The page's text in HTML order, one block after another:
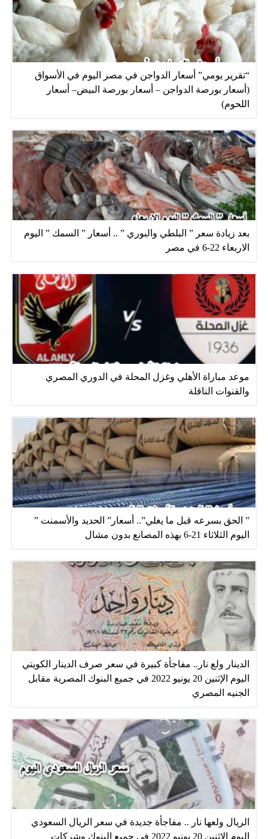
“تقرير يومي” أسعار الدواجن في مصر اليوم في الأسواق
(أسعار بورصة الدواجن – أسعار بورصة البيض– أسعار
اللحوم)
بعد زيادة سعر ” البلطي والبوري ” .. أسعار ” السمك ” اليوم
الاربعاء 22-6 في مصر
موعد مباراة الأهلي وغزل المحلة في الدوري المصري
والقنوات الناقلة
” الحق بسرعه قبل ما يغلي”.. أسعار” الحديد والأسمنت ”
اليوم الثلاثاء 21-6 بهذه المصانع بدون مشال
الدينار ولع نار.. مفاجأة كبيرة في سعر صرف الدينار الكويتي
اليوم الإثنين 20 يونيو 2022 في جميع البنوك المصرية مقابل
الجنيه المصري
الريال ولعها نار .. مفاجأة جديدة في سعر الريال السعودي
اليوم الإثنين 20 يونيو 2022 في جميع البنوك وشركات